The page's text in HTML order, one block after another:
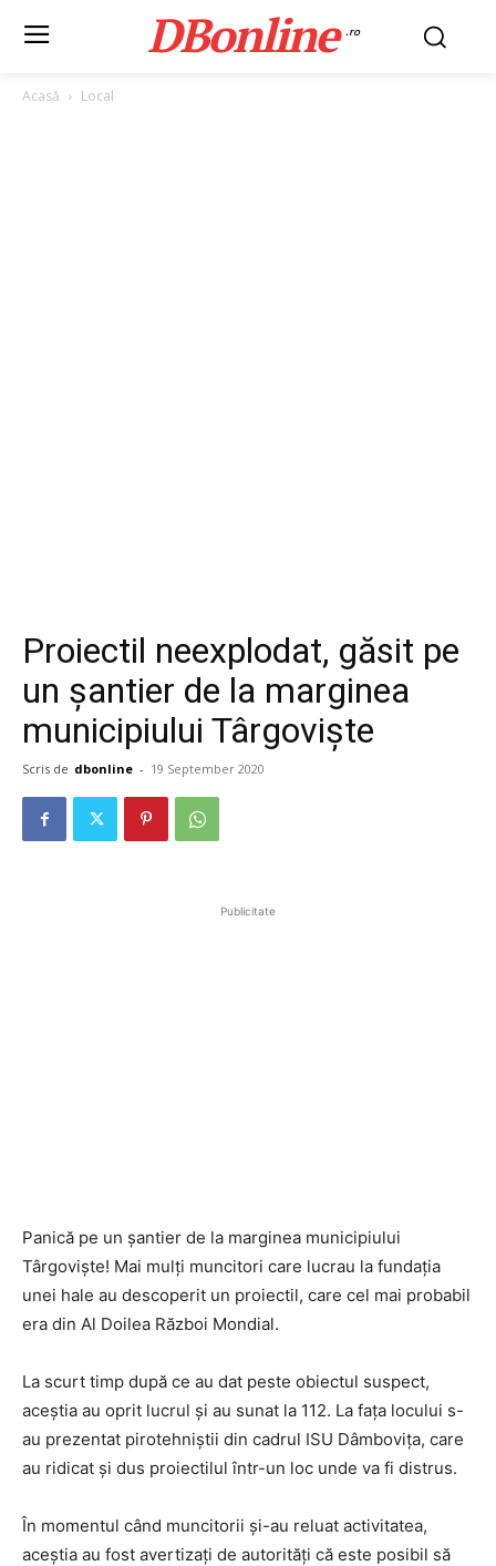
DBonline .ro
Acasă Local
Proiectil neexplodat, găsit pe
un șantier de la marginea
municipiului Târgoviște
Scris de dbonline - 19 September 2020
Publicitate
Panică pe un șantier de la marginea municipiului
Târgoviște! Mai mulți muncitori care lucrau la fundația
unei hale au descoperit un proiectil, care cel mai probabil
era din Al Doilea Război Mondial.
La scurt timp după ce au dat peste obiectul suspect,
aceștia au oprit lucrul și au sunat la 112. La fața locului s-
au prezentat pirotehniștii din cadrul ISU Dâmbovița, care
au ridicat și dus proiectilul într-un loc unde va fi distrus.
În momentul când muncitorii și-au reluat activitatea,
aceștia au fost avertizați de autorități că este posibil să